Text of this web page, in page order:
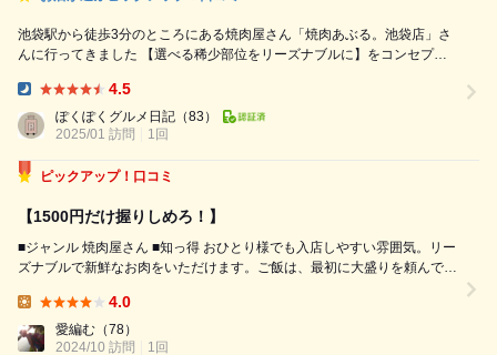
池袋駅から徒歩3分のところにある焼肉屋さん「焼肉あぶる。池袋店」さ
んに行ってきました 【選べる稀少部位をリーズナブルに】をコンセプト
は滅多にみることのない希少部位が9種類あり、今回はトモサンカクとク
リミをいただきました トモサンカクは口に入れた瞬間に上質な脂の甘み
4.5
ぽくぽくグルメ日記 （83）
2025/01 訪問
1回
ピックアップ！口コミ
【1500円だけ握りしめろ！】
■ジャンル 焼肉屋さん ■知っ得 おひとり様でも入店しやすい雰囲気。リー
ズナブルで新鮮なお肉をいただけます。ご飯は、最初に大盛りを頼んでお
といけます。お会計はテーブル会計。 ■雰囲気 ランチタイム13:30頃に入
店。...
4.0
愛編む （78）
2024/10 訪問
1回